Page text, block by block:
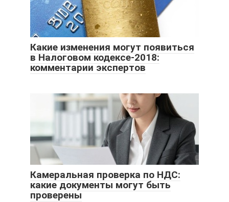
Какие изменения могут появиться
в Налоговом кодексе-2018:
комментарии экспертов
Камеральная проверка по НДС:
какие документы могут быть
проверены